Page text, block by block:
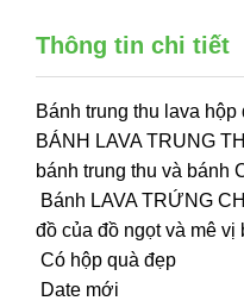
Thông tin chi tiết
Bánh trung thu lava
BÁNH LAVA TRUNG
bánh trung thu và bánh
Bánh LAVA TRỨNG
đồ của đồ ngọt và mê
Có hộp quà đẹp
Date mới